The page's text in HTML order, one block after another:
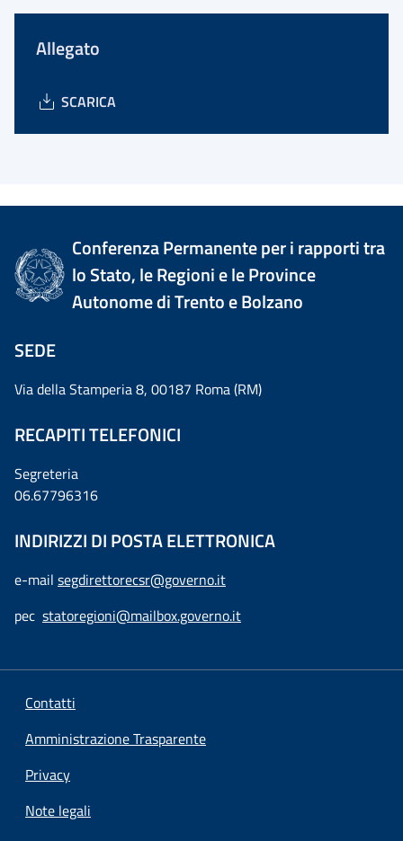
Allegato
SCARICA
Conferenza Permanente per i rapporti tra
lo Stato, le Regioni e le Province
Autonome di Trento e Bolzano
SEDE
Via della Stamperia 8, 00187 Roma (RM)
RECAPITI TELEFONICI
Segreteria
06.67796316
INDIRIZZI DI POSTA ELETTRONICA
e-mail segdirettorecsr@governo.it
pec statoregioni@mailbox.governo.it
Contatti
Amministrazione Trasparente
Privacy
Note legali